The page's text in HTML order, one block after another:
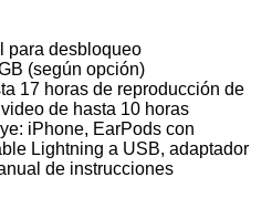
para desbloqueo
(según opción)
17 horas de reproducción de
de hasta 10 horas
iPhone, EarPods con
Lightning a USB, adaptador
de instrucciones